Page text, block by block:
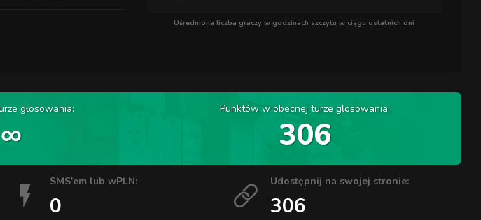
Uśredniona liczba graczy w godzinach szczytu w ciągu ostatnich dni
głosowania:
∞
Punktów w obecnej turze głosowania:
306
SMS'em lub wPLN:
0
Udostępnij na swojej stronie:
306